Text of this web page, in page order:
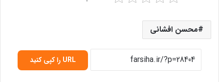
محسن افشانی
URL را کپی کنید